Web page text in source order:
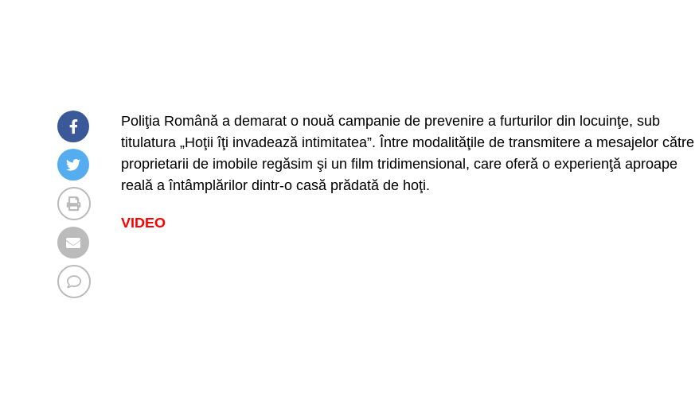
Poliţia Română a demarat o nouă campanie de prevenire a furturilor din locuinţe, sub
titulatura „Hoţii îţi invadează intimitatea”. Între modalităţile de transmitere a mesajelor către
proprietarii de imobile regăsim şi un film tridimensional, care oferă o experienţă aproape
reală a întâmplărilor dintr-o casă prădată de hoţi.
VIDEO